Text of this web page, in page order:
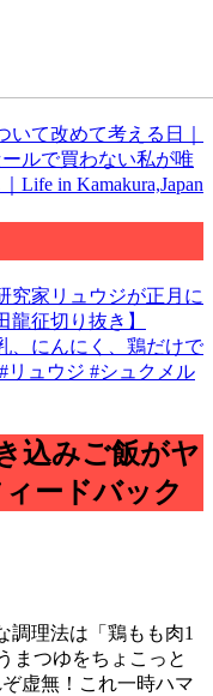
て改めて考える日｜
ルで買わない私が唯
Life in Kamakura,Japan
究家リュウジが正月に
征切り抜き】
、にんにく、鶏だけで
リュウジ #シュクメル
込みご飯がヤ
ードバック
調理法は「鶏もも肉1
まつゆをちょこっと
虚無！これ一時ハマ